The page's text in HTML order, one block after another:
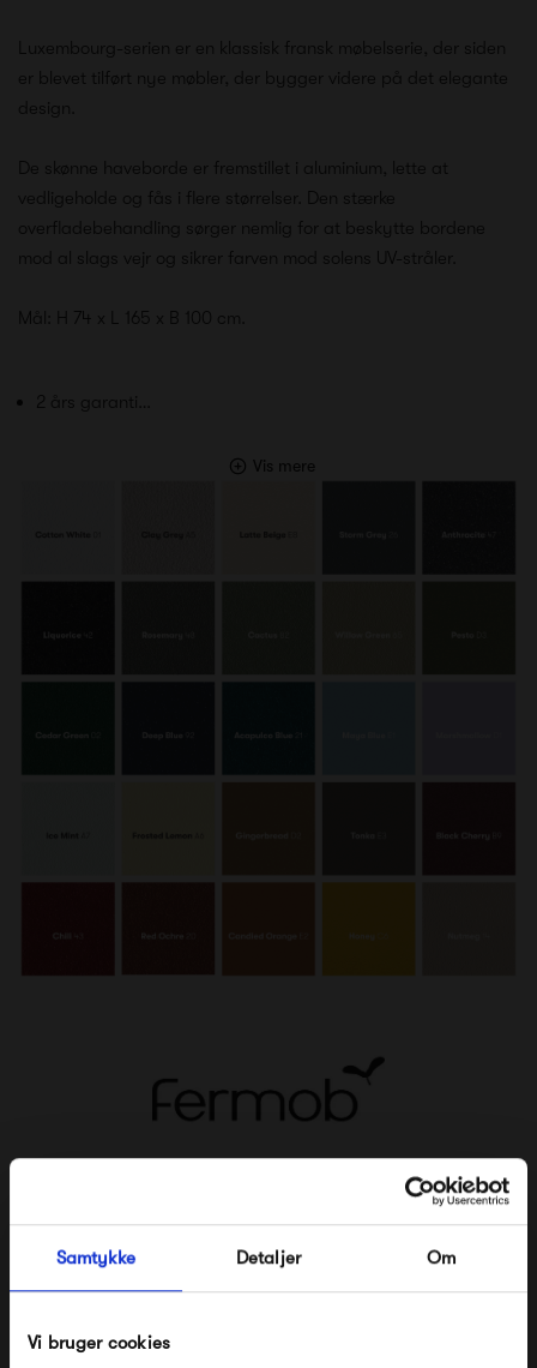
Samtykke Detaljer Om
Vi bruger cookies
Luxembourg-serien er en klassisk fransk møbelserie, der siden
er blevet tilført nye møbler, der bygger videre på det elegante
design.
De skønne haveborde er fremstillet i aluminium, lette at
vedligeholde og fås i flere størrelser. Den stærke
overfladebehandling sørger nemlig for at beskytte bordene
mod al slags vejr og sikrer farven mod solens UV-stråler.
Mål: H 74 x L 165 x B 100 cm.
2 års garanti…
Vis mere
Fermob er et fransk designhus, der i dag er blevet en af
hele startede som et lille jernværk.